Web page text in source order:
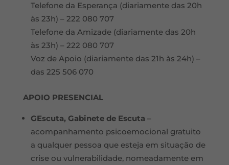
Telefone da Esperança (diariamente das 20h
às 23h) – 222 080 707
Telefone da Amizade (diariamente das 20h
às 23h) – 222 080 707
Voz de Apoio (diariamente das 21h às 24h) –
das 225 506 070
APOIO PRESENCIAL
GEscuta, Gabinete de Escuta –
acompanhamento psicoemocional gratuito
a qualquer pessoa que esteja em situação de
crise ou vulnerabilidade, nomeadamente em